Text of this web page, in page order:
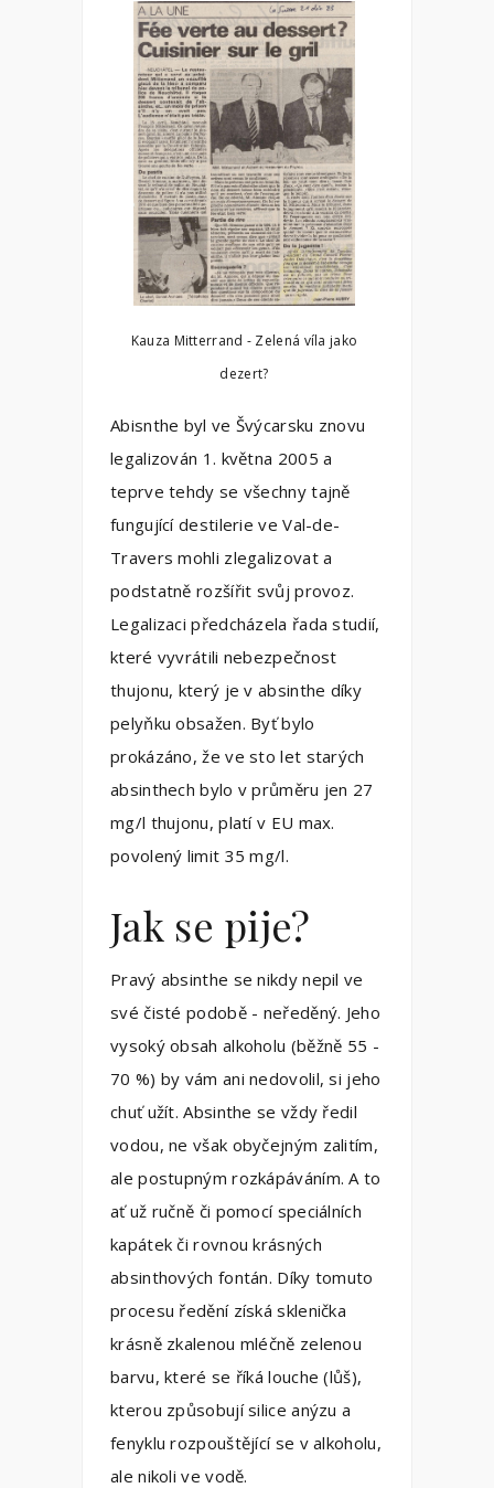
Kauza Mitterrand - Zelená víla jako
dezert?
Abisnthe byl ve Švýcarsku znovu
legalizován 1. května 2005 a
teprve tehdy se všechny tajně
fungující destilerie ve Val-de-
Travers mohli zlegalizovat a
podstatně rozšířit svůj provoz.
Legalizaci předcházela řada studií,
které vyvrátili nebezpečnost
thujonu, který je v absinthe díky
pelyňku obsažen. Byť bylo
prokázáno, že ve sto let starých
absinthech bylo v průměru jen 27
mg/l thujonu, platí v EU max.
povolený limit 35 mg/l.
Jak se pije?
Pravý absinthe se nikdy nepil ve
své čisté podobě - neředěný. Jeho
vysoký obsah alkoholu (běžně 55 -
70 %) by vám ani nedovolil, si jeho
chuť užít. Absinthe se vždy ředil
vodou, ne však obyčejným zalitím,
ale postupným rozkápáváním. A to
ať už ručně či pomocí speciálních
kapátek či rovnou krásných
absinthových fontán. Díky tomuto
procesu ředění získá sklenička
krásně zkalenou mléčně zelenou
barvu, které se říká louche (lůš),
kterou způsobují silice anýzu a
fenyklu rozpouštějící se v alkoholu,
ale nikoli ve vodě.